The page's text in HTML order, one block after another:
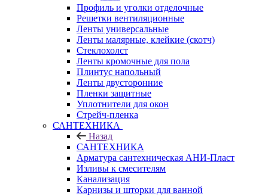
Профиль и уголки отделочные
Решетки вентиляционные
Ленты универсальные
Ленты малярные, клейкие (скотч)
Стеклохолст
Ленты кромочные для пола
Плинтус напольный
Ленты двусторонние
Пленки защитные
Уплотнители для окон
Стрейч-пленка
САНТЕХНИКА
Назад
САНТЕХНИКА
Арматура сантехническая АНИ-Пласт
Изливы к смесителям
Канализация
Карнизы и шторки для ванной